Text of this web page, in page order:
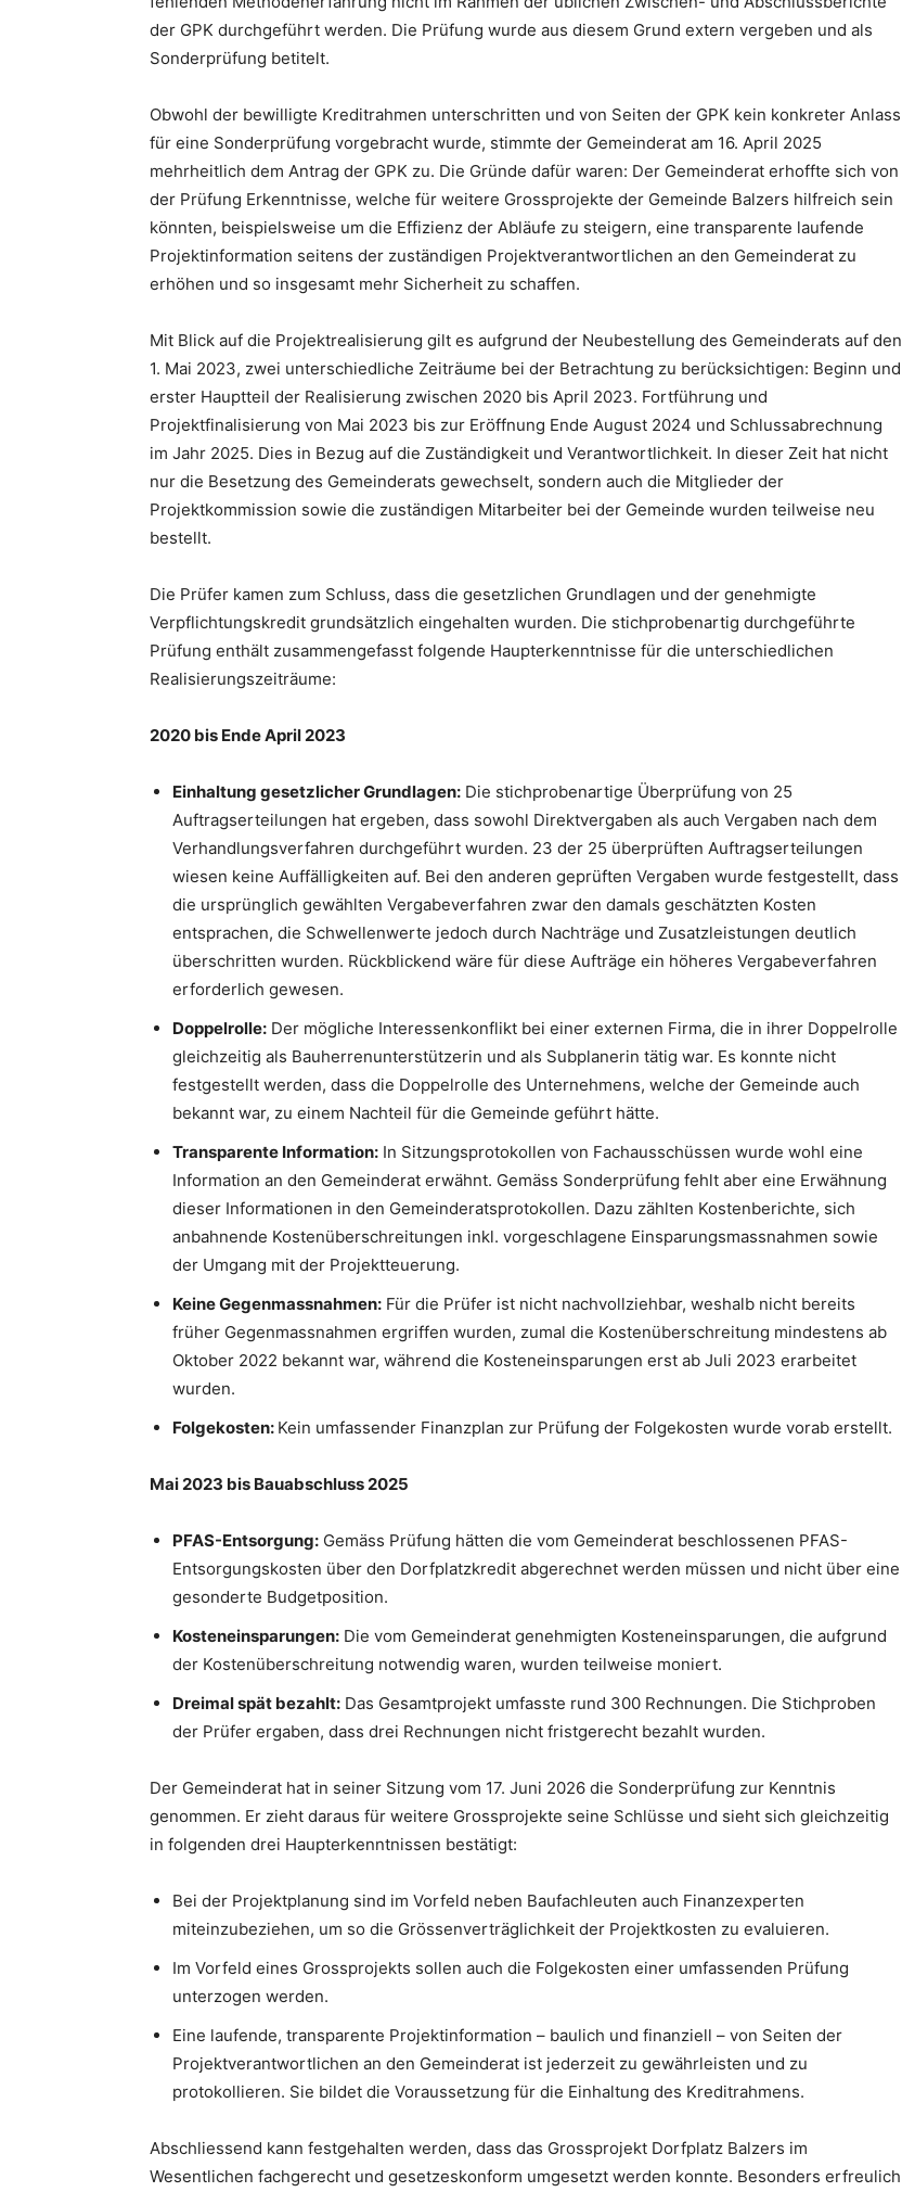
der GPK durchgeführt werden. Die Prüfung wurde aus diesem Grund extern vergeben und als
Sonderprüfung betitelt.
Obwohl der bewilligte Kreditrahmen unterschritten und von Seiten der GPK kein konkreter Anlass
für eine Sonderprüfung vorgebracht wurde, stimmte der Gemeinderat am 16. April 2025
mehrheitlich dem Antrag der GPK zu. Die Gründe dafür waren: Der Gemeinderat erhoffte sich von
der Prüfung Erkenntnisse, welche für weitere Grossprojekte der Gemeinde Balzers hilfreich sein
könnten, beispielsweise um die Effizienz der Abläufe zu steigern, eine transparente laufende
Projektinformation seitens der zuständigen Projektverantwortlichen an den Gemeinderat zu
erhöhen und so insgesamt mehr Sicherheit zu schaffen.
Mit Blick auf die Projektrealisierung gilt es aufgrund der Neubestellung des Gemeinderats auf den
1. Mai 2023, zwei unterschiedliche Zeiträume bei der Betrachtung zu berücksichtigen: Beginn und
erster Hauptteil der Realisierung zwischen 2020 bis April 2023. Fortführung und
Projektfinalisierung von Mai 2023 bis zur Eröffnung Ende August 2024 und Schlussabrechnung
im Jahr 2025. Dies in Bezug auf die Zuständigkeit und Verantwortlichkeit. In dieser Zeit hat nicht
nur die Besetzung des Gemeinderats gewechselt, sondern auch die Mitglieder der
Projektkommission sowie die zuständigen Mitarbeiter bei der Gemeinde wurden teilweise neu
bestellt.
Die Prüfer kamen zum Schluss, dass die gesetzlichen Grundlagen und der genehmigte
Verpflichtungskredit grundsätzlich eingehalten wurden. Die stichprobenartig durchgeführte
Prüfung enthält zusammengefasst folgende Haupterkenntnisse für die unterschiedlichen
Realisierungszeiträume:
2020 bis Ende April 2023
Einhaltung gesetzlicher Grundlagen: Die stichprobenartige Überprüfung von 25
Auftragserteilungen hat ergeben, dass sowohl Direktvergaben als auch Vergaben nach dem
Verhandlungsverfahren durchgeführt wurden. 23 der 25 überprüften Auftragserteilungen
wiesen keine Auffälligkeiten auf. Bei den anderen geprüften Vergaben wurde festgestellt, dass
die ursprünglich gewählten Vergabeverfahren zwar den damals geschätzten Kosten
entsprachen, die Schwellenwerte jedoch durch Nachträge und Zusatzleistungen deutlich
überschritten wurden. Rückblickend wäre für diese Aufträge ein höheres Vergabeverfahren
erforderlich gewesen.
Doppelrolle: Der mögliche Interessenkonflikt bei einer externen Firma, die in ihrer Doppelrolle
gleichzeitig als Bauherrenunterstützerin und als Subplanerin tätig war. Es konnte nicht
festgestellt werden, dass die Doppelrolle des Unternehmens, welche der Gemeinde auch
bekannt war, zu einem Nachteil für die Gemeinde geführt hätte.
Transparente Information: In Sitzungsprotokollen von Fachausschüssen wurde wohl eine
Information an den Gemeinderat erwähnt. Gemäss Sonderprüfung fehlt aber eine Erwähnung
dieser Informationen in den Gemeinderatsprotokollen. Dazu zählten Kostenberichte, sich
anbahnende Kostenüberschreitungen inkl. vorgeschlagene Einsparungsmassnahmen sowie
der Umgang mit der Projektteuerung.
Keine Gegenmassnahmen: Für die Prüfer ist nicht nachvollziehbar, weshalb nicht bereits
früher Gegenmassnahmen ergriffen wurden, zumal die Kostenüberschreitung mindestens ab
Oktober 2022 bekannt war, während die Kosteneinsparungen erst ab Juli 2023 erarbeitet
wurden.
Folgekosten: Kein umfassender Finanzplan zur Prüfung der Folgekosten wurde vorab erstellt.
Mai 2023 bis Bauabschluss 2025
PFAS-Entsorgung: Gemäss Prüfung hätten die vom Gemeinderat beschlossenen PFAS-
Entsorgungskosten über den Dorfplatzkredit abgerechnet werden müssen und nicht über eine
gesonderte Budgetposition.
Kosteneinsparungen: Die vom Gemeinderat genehmigten Kosteneinsparungen, die aufgrund
der Kostenüberschreitung notwendig waren, wurden teilweise moniert.
Dreimal spät bezahlt: Das Gesamtprojekt umfasste rund 300 Rechnungen. Die Stichproben
der Prüfer ergaben, dass drei Rechnungen nicht fristgerecht bezahlt wurden.
Der Gemeinderat hat in seiner Sitzung vom 17. Juni 2026 die Sonderprüfung zur Kenntnis
genommen. Er zieht daraus für weitere Grossprojekte seine Schlüsse und sieht sich gleichzeitig
in folgenden drei Haupterkenntnissen bestätigt:
Bei der Projektplanung sind im Vorfeld neben Baufachleuten auch Finanzexperten
miteinzubeziehen, um so die Grössenverträglichkeit der Projektkosten zu evaluieren.
Im Vorfeld eines Grossprojekts sollen auch die Folgekosten einer umfassenden Prüfung
unterzogen werden.
Eine laufende, transparente Projektinformation – baulich und finanziell – von Seiten der
Projektverantwortlichen an den Gemeinderat ist jederzeit zu gewährleisten und zu
protokollieren. Sie bildet die Voraussetzung für die Einhaltung des Kreditrahmens.
Abschliessend kann festgehalten werden, dass das Grossprojekt Dorfplatz Balzers im
Wesentlichen fachgerecht und gesetzeskonform umgesetzt werden konnte. Besonders erfreulich